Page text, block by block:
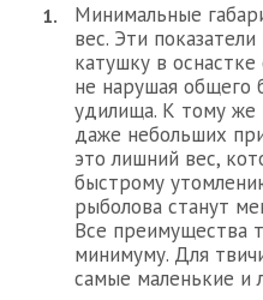
Минимальные
вес. Эти
катушку в
не нарушая общего
удилища. К тому же
даже небольших
это лишний вес,
быстрому
рыболова станут
Все преимущества
минимуму. Для
самые маленькие и